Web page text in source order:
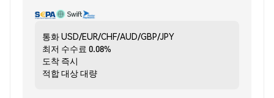
통화USD/EUR/CHF/AUD/GBP/JPY
최저 수수료 0.08%
도착 즉시
적합 대상대량